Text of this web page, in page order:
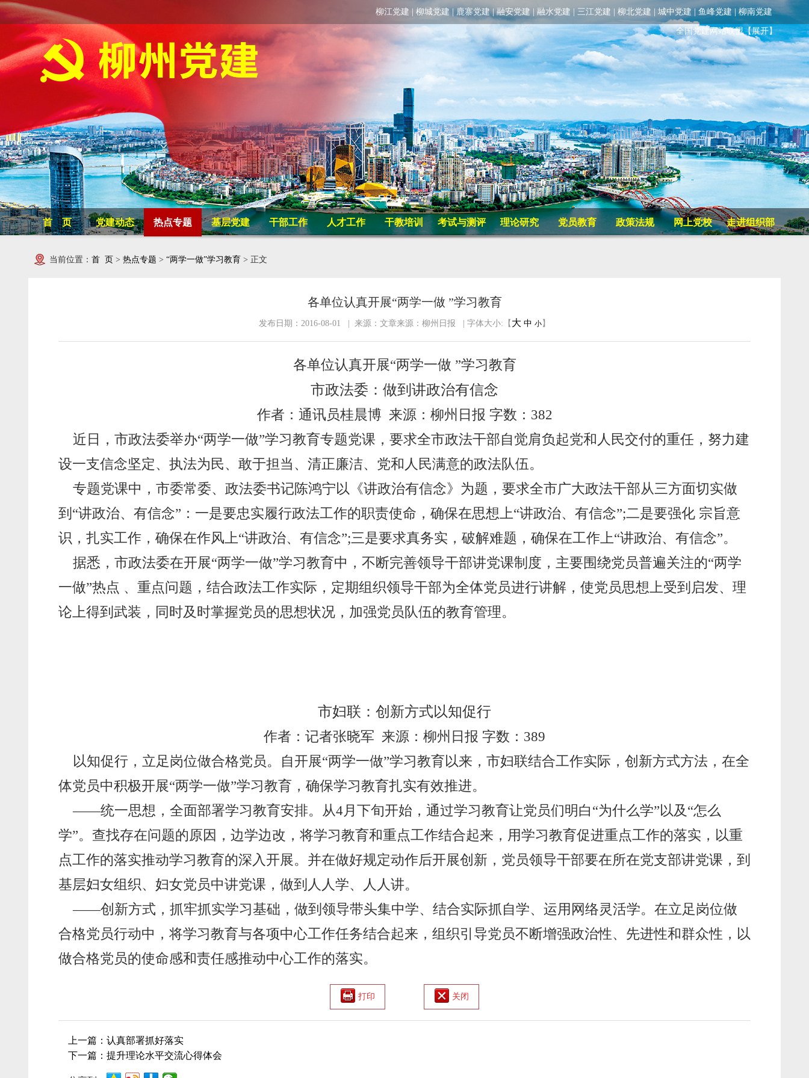
柳江党建 柳城党建 鹿寨党建 | 融安党建 融水党建 三江党建 柳北党建 城中党建 | 鱼峰党建 | 柳南党建
全国党建网站联盟【展开】
首 页 党建动态 热点专题 基层党建 干部工作 人才工作 干教培训 考试与测评 理论研究 党员教育 政策法规 网上党校 走进组织部
当前位置： 首 页 > 热点专题 > “两学一做”学习教育 > 正文
各单位认真开展“两学一做 ”学习教育
发布日期：2016-08-01 | 来源：文章来源：柳州日报 | 字体大小:【 大 中 小 】
各单位认真开展“两学一做 ”学习教育
市政法委：做到讲政治有信念
作者：通讯员桂晨博 来源：柳州日报 字数： 382
近日，市政法委举办“两学一做”学习教育专题党课，要求全市政法干部自觉肩负起党和人民交付的重任，努力建
设一支信念坚定、执法为民、敢于担当、清正廉洁、党和人民满意的政法队伍。
专题党课中，市委常委、政法委书记陈鸿宁以《讲政治有信念》为题，要求全市广大政法干部从三方面切实做
到“讲政治、有信念”：一是要忠实履行政法工作的职责使命，确保在思想上“讲政治、有信念”;二是要强化 宗旨意
识，扎实工作，确保在作风上“讲政治、有信念”;三是要求真务实，破解难题，确保在工作上“讲政治、有信念”。
据悉，市政法委在开展“两学一做”学习教育中，不断完善领导干部讲党课制度，主要围绕党员普遍关注的“两学
一做”热点 、重点问题，结合政法工作实际，定期组织领导干部为全体党员进行讲解，使党员思想上受到启发、理
论上得到武装，同时及时掌握党员的思想状况，加强党员队伍的教育管理。
市妇联：创新方式以知促行
作者：记者张晓军 来源：柳州日报 字数： 389
以知促行，立足岗位做合格党员。自开展“两学一做”学习教育以来，市妇联结合工作实际，创新方式方法，在全
体党员中积极开展“两学一做”学习教育，确保学习教育扎实有效推进。
——统一思想，全面部署学习教育安排。从4月下旬开始，通过学习教育让党员们明白“为什么学”以及“怎么
学”。查找存在问题的原因，边学边改，将学习教育和重点工作结合起来，用学习教育促进重点工作的落实，以重
点工作的落实推动学习教育的深入开展。并在做好规定动作后开展创新，党员领导干部要在所在党支部讲党课，到
基层妇女组织、妇女党员中讲党课，做到人人学、人人讲。
——创新方式，抓牢抓实学习基础，做到领导带头集中学、结合实际抓自学、运用网络灵活学。在立足岗位做
合格党员行动中，将学习教育与各项中心工作任务结合起来，组织引导党员不断增强政治性、先进性和群众性，以
做合格党员的使命感和责任感推动中心工作的落实。
打印 关闭
上一篇：认真部署抓好落实
下一篇：提升理论水平交流心得体会